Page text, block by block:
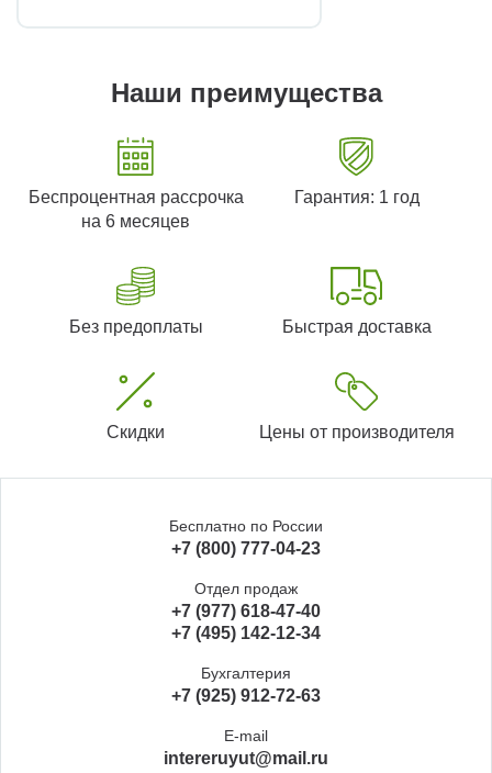
Наши преимущества
Беспроцентная рассрочка
на 6 месяцев
Гарантия: 1 год
Без предоплаты Быстрая доставка
Скидки Цены от производителя
Бесплатно по России
+7 (800) 777-04-23
Отдел продаж
+7 (977) 618-47-40
+7 (495) 142-12-34
Бухгалтерия
+7 (925) 912-72-63
E-mail
intereruyut@mail.ru